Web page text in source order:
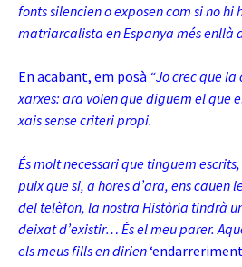
fonts silencien o exposen com si no hi
matriarcalista en Espanya més enllà
En acabant, em posà “Jo crec que
xarxes: ara volen que diguem el que
xais sense criteri propi.
És molt necessari que tinguem
puix que si, a hores d’ara, ens cauen
del telèfon, la nostra Història tindrà
deixat d’existir… És el meu parer.
els meus fills en dirien